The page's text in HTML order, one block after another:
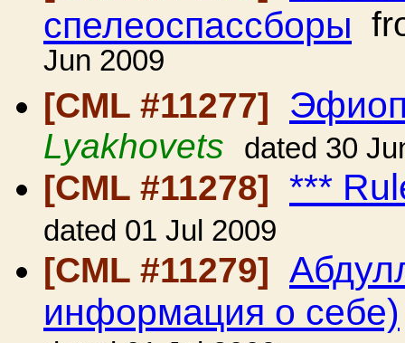
спелеоспассборы
Jun 2009
[CML #11277]
Lyakhovets dated 30
[CML #11278] ***
dated 01 Jul 2009
[CML #11279]
информация о себе)